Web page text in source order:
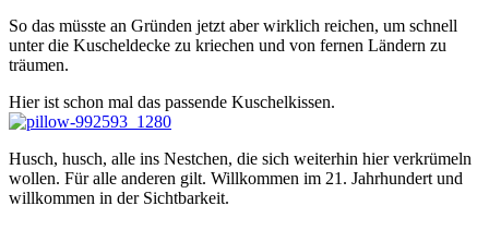
So das müsste an Gründen jetzt aber wirklich reichen, um schnell
unter die Kuscheldecke zu kriechen und von fernen Ländern zu
träumen.
Hier ist schon mal das passende Kuschelkissen.
Husch, husch, alle ins Nestchen, die sich weiterhin hier verkrümeln
wollen. Für alle anderen gilt. Willkommen im 21. Jahrhundert und
willkommen in der Sichtbarkeit.